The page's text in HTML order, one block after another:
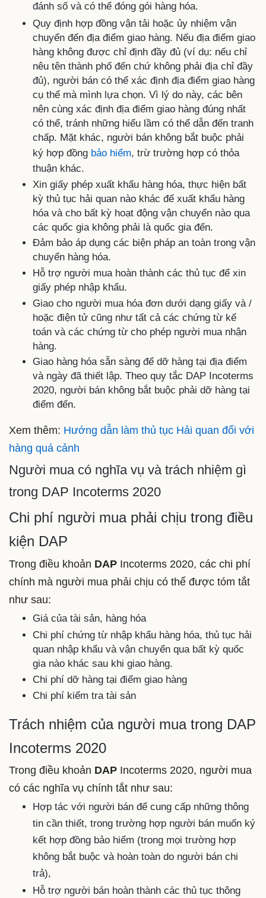
đánh số và có thể đóng gói hàng hóa.
Quy định hợp đồng vận tải hoặc ủy nhiệm vận
chuyển đến địa điểm giao hàng. Nếu địa điểm giao
hàng không được chỉ định đầy đủ (ví dụ: nếu chỉ
nêu tên thành phố đến chứ không phải địa chỉ đầy
đủ), người bán có thể xác định địa điểm giao hàng
cụ thể mà mình lựa chọn. Vì lý do này, các bên
nên cùng xác định địa điểm giao hàng đúng nhất
có thể, tránh những hiểu lầm có thể dẫn đến tranh
chấp. Mặt khác, người bán không bắt buộc phải
ký hợp đồng bảo hiểm, trừ trường hợp có thỏa
thuận khác.
Xin giấy phép xuất khẩu hàng hóa, thực hiện bất
kỳ thủ tục hải quan nào khác để xuất khẩu hàng
hóa và cho bất kỳ hoạt động vận chuyển nào qua
các quốc gia không phải là quốc gia đến.
Đảm bảo áp dụng các biện pháp an toàn trong vận
chuyển hàng hóa.
Hỗ trợ người mua hoàn thành các thủ tục để xin
giấy phép nhập khẩu.
Giao cho người mua hóa đơn dưới dạng giấy và /
hoặc điện tử cũng như tất cả các chứng từ kế
toán và các chứng từ cho phép người mua nhận
hàng.
Giao hàng hóa sẵn sàng để dỡ hàng tại địa điểm
và ngày đã thiết lập. Theo quy tắc DAP Incoterms
2020, người bán không bắt buộc phải dỡ hàng tại
điểm đến.
Xem thêm: Hướng dẫn làm thủ tục Hải quan đối với
hàng quá cảnh
Người mua có nghĩa vụ và trách nhiệm gì
trong DAP Incoterms 2020
Chi phí người mua phải chịu trong điều
kiện DAP
Trong điều khoản DAP Incoterms 2020, các chi phí
chính mà người mua phải chịu có thể được tóm tắt
như sau:
Giá của tài sản, hàng hóa
Chi phí chứng từ nhập khẩu hàng hóa, thủ tục hải
quan nhập khẩu và vận chuyển qua bất kỳ quốc
gia nào khác sau khi giao hàng.
Chi phí dỡ hàng tại điểm giao hàng
Chi phí kiểm tra tài sản
Trách nhiệm của người mua trong DAP
Incoterms 2020
Trong điều khoản DAP Incoterms 2020, người mua
có các nghĩa vụ chính tắt như sau:
Hợp tác với người bán để cung cấp những thông
tin cần thiết, trong trường hợp người bán muốn ký
kết hợp đồng bảo hiểm (trong mọi trường hợp
không bắt buộc và hoàn toàn do người bán chi
trả),
Hỗ trợ người bán hoàn thành các thủ tục thông